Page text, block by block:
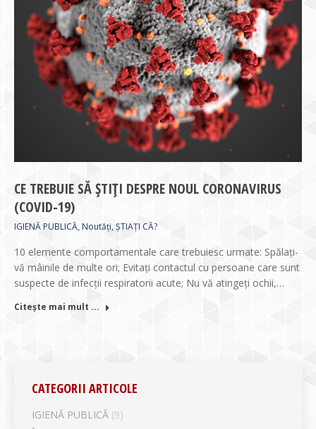
CE TREBUIE SĂ ȘTIȚI DESPRE NOUL CORONAVIRUS
(COVID-19)
IGIENĂ PUBLICĂ, Noutăți,ȘTIAȚI CĂ?
10 elemente comportamentale care trebuiesc urmate: Spălați-
vă mâinile de multe ori; Evitați contactul cu persoane care sunt
suspecte de infecții respiratorii acute; Nu vă atingeți ochii,…
Citește mai mult ...
CATEGORII ARTICOLE
IGIENĂ PUBLICĂ (9)